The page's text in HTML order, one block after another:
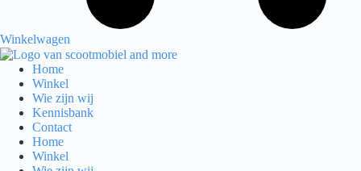
Winkelwagen
Home
Winkel
Wie zijn wij
Kennisbank
Contact
Home
Winkel